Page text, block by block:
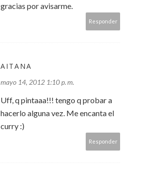
gracias por avisarme.
Responder
AITANA
mayo 14, 2012 1:10 p. m.
Uff, q pintaaa!!! tengo q probar a
hacerlo alguna vez. Me encanta el
curry :)
Responder